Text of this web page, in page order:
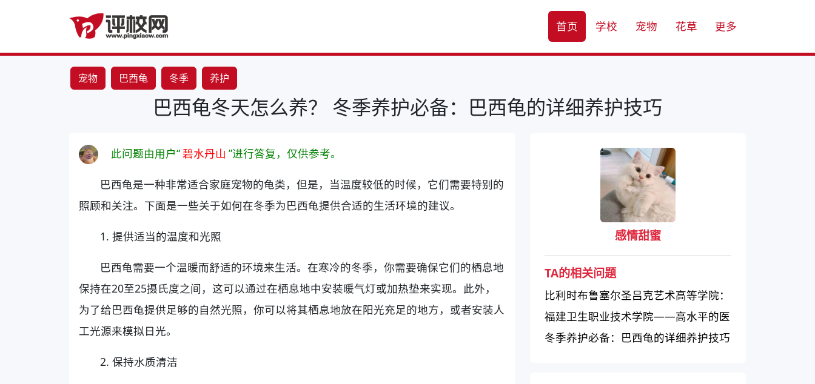
首页 学校 宠物 花草 更多
宠物 巴西龟 冬季 养护
巴西龟冬天怎么养？ 冬季养护必备：巴西龟的详细养护技巧
此问题由用户“ 碧水丹山 ”进行答复，仅供参考。
巴西龟是一种非常适合家庭宠物的龟类，但是，当温度较低的时候，它们需要特别的
照顾和关注。下面是一些关于如何在冬季为巴西龟提供合适的生活环境的建议。
1. 提供适当的温度和光照
巴西龟需要一个温暖而舒适的环境来生活。在寒冷的冬季，你需要确保它们的栖息地
保持在20至25摄氏度之间，这可以通过在栖息地中安装暖气灯或加热垫来实现。此外，
为了给巴西龟提供足够的自然光照，你可以将其栖息地放在阳光充足的地方，或者安装人
工光源来模拟日光。
2. 保持水质清洁
感情甜蜜
TA的相关问题
比利时布鲁塞尔圣吕克艺术高等学院：
培养创造性思维和实践能力的专业艺术
学府
福建卫生职业技术学院——高水平的医
学人才培养基地
冬季养护必备：巴西龟的详细养护技巧